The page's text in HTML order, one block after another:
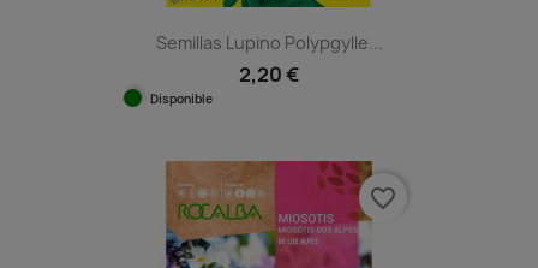
Semillas Lupino Polypgylle...
2,20 €
Disponible
favorite_border